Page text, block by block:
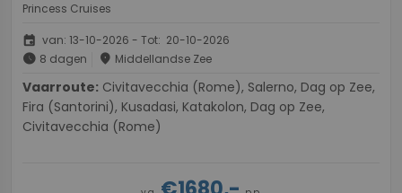
Princess Cruises
event van: 13-10-2026 - Tot: 20-10-2026
schedule 8 dagen place Middellandse Zee
Vaarroute:
Fira (Santorini), Kusadasi, Katakolon, Dag op Zee,
Civitavecchia (Rome)